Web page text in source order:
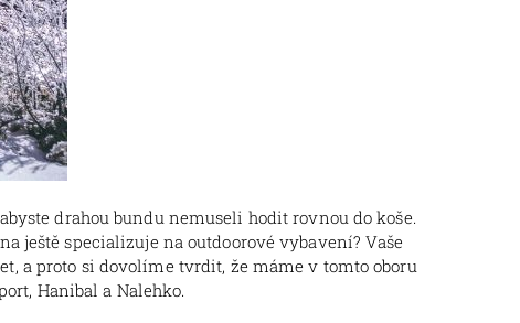
drahou bundu nemuseli hodit rovnou do koše.
ještě specializuje na outdoorové vybavení? Vaše
a proto si dovolíme tvrdit, že máme v tomto oboru
Hanibal a Nalehko.